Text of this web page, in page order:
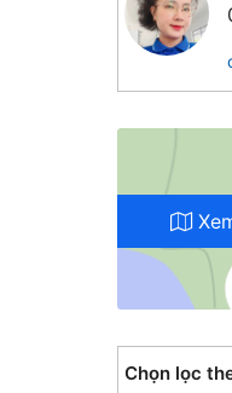
Chọn lọc